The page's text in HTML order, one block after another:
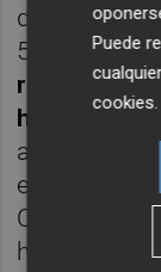
de CZOO se
50% en el
históricos.
anunció que
estratégica
Continente.
ha decidido
Puede
cookies